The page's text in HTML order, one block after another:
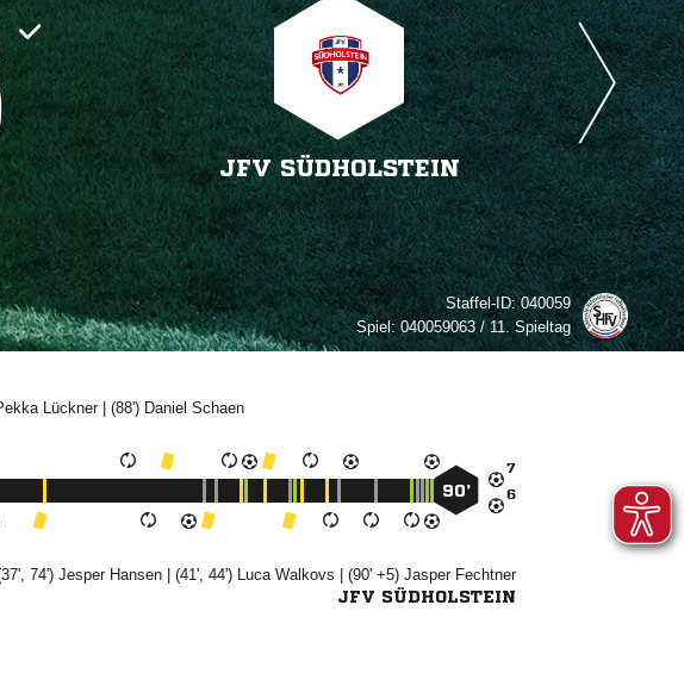
JFV SÜDHOLSTEIN
Staffel-ID:040059
Spiel:040059063 / 11. Spieltag
| (88')  


90’
74')  | (41', 44')   | (90' +5) 
JFV SÜDHOLSTEIN